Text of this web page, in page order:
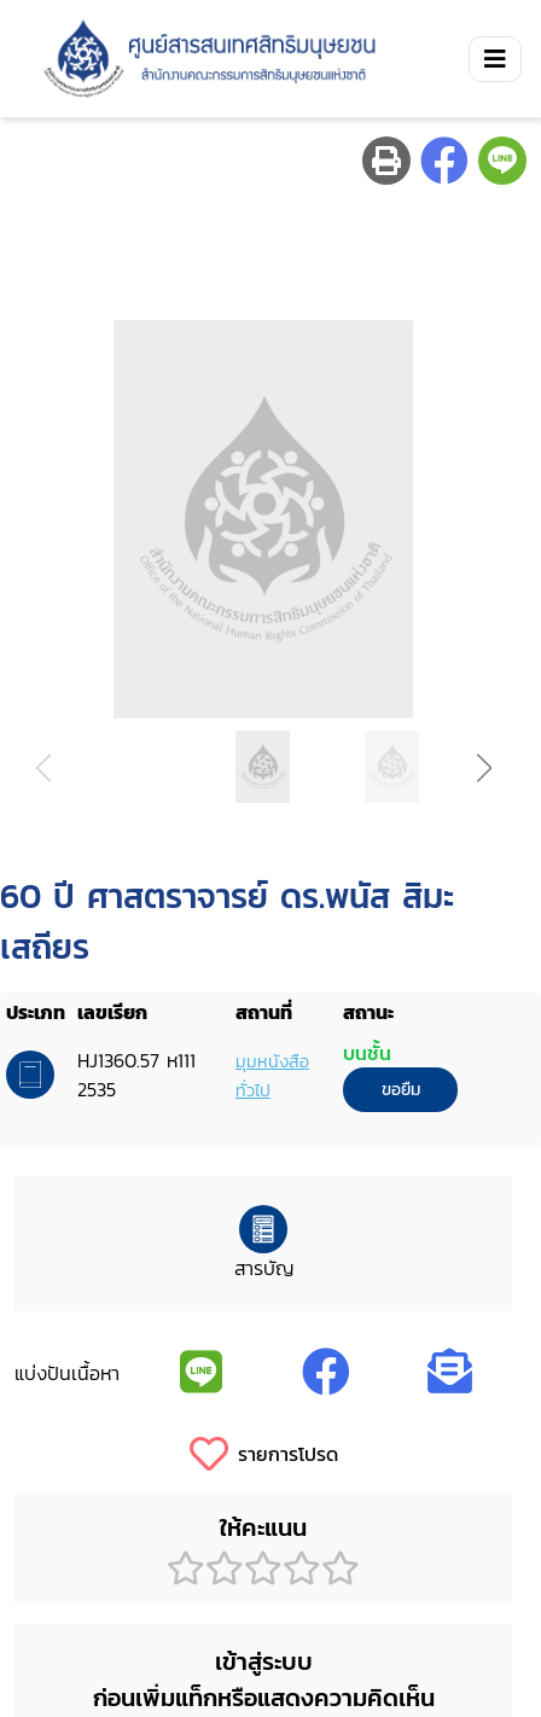
60 ปี ศาสตราจารย์ ดร.พนัส สิมะ
เสถียร
ประเภท เลขเรียก สถานที่
สถานะ
HJ1360.57 ห111
2535
มุมหนังสือ
ทั่วไป
บนชั้น
ขอยืม
สารบัญ
แบ่งปันเนื้อหา
รายการโปรด
ให้คะแนน
เข้าสู่ระบบ
ก่อนเพิ่มแท็กหรือแสดงความคิดเห็น